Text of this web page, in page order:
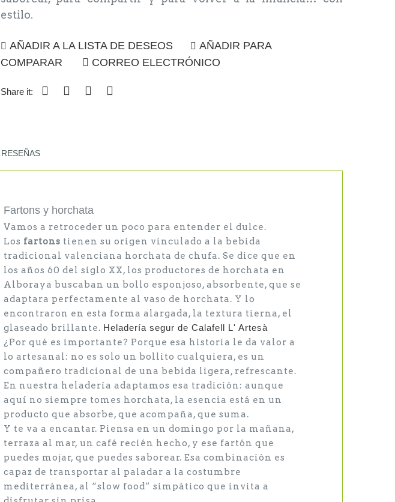
estilo.
AÑADIR A LA LISTA DE DESEOS
AÑADIR PARA
COMPARAR
CORREO ELECTRÓNICO
Share it:
RESEÑAS
Fartons y horchata
Vamos a retroceder un poco para entender el dulce.
Los fartons tienen su origen vinculado a la bebida
tradicional valenciana horchata de chufa. Se dice que en
los años 60 del siglo XX, los productores de horchata en
Alboraya buscaban un bollo esponjoso, absorbente, que se
adaptara perfectamente al vaso de horchata. Y lo
encontraron en esta forma alargada, la textura tierna, el
glaseado brillante. Heladería segur de Calafell L' Artesà
¿Por qué es importante? Porque esa historia le da valor a
lo artesanal: no es solo un bollito cualquiera, es un
compañero tradicional de una bebida ligera, refrescante.
En nuestra heladería adaptamos esa tradición: aunque
aquí no siempre tomes horchata, la esencia está en un
producto que absorbe, que acompaña, que suma.
Y te va a encantar. Piensa en un domingo por la mañana,
terraza al mar, un café recién hecho, y ese fartón que
puedes mojar, que puedes saborear. Esa combinación es
capaz de transportar al paladar a la costumbre
mediterránea, al “slow food” simpático que invita a